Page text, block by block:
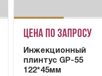
Цена по запросу
Инжекционный
плинтус GP-55
122*45мм